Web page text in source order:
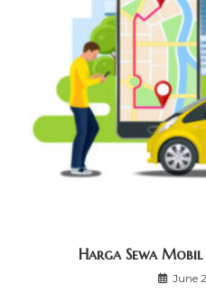
Harga Sewa Mobil
June